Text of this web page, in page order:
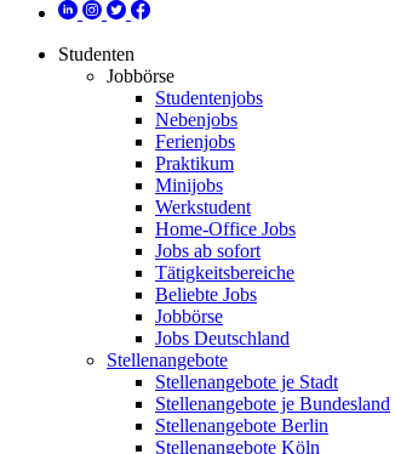
Studenten
Jobbörse
Studentenjobs
Nebenjobs
Ferienjobs
Praktikum
Minijobs
Werkstudent
Home-Office Jobs
Jobs ab sofort
Tätigkeitsbereiche
Beliebte Jobs
Jobbörse
Jobs Deutschland
Stellenangebote
Stellenangebote je Stadt
Stellenangebote je Bundesland
Stellenangebote Berlin
Stellenangebote Köln